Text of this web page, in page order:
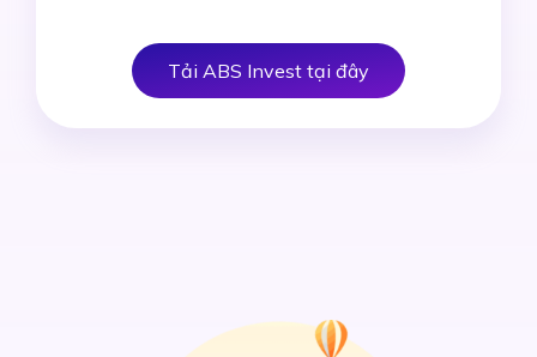
Tải ABS Invest tại đây